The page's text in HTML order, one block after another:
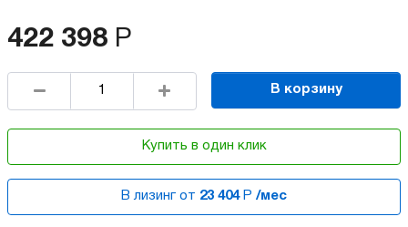
422 398 Р
В корзину
Купить в один клик
В лизинг от 23 404 Р /мес